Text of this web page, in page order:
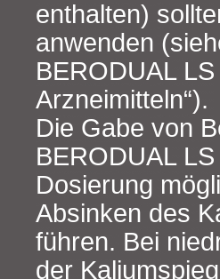
enthalten)
anwenden
BERODUAL
Arzneimitteln“).
Die Gabe von
BERODUAL
Dosierung
Absinken des
führen. Bei
der